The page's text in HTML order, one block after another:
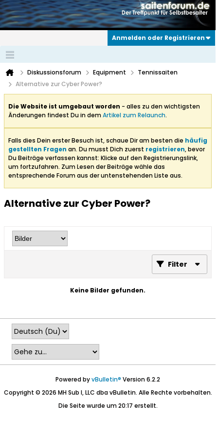
Anmelden oder Registrieren
Diskussionsforum Equipment
Tennissaiten
Alternative zur Cyber Power?
Die Website ist umgebaut worden - alles zu den wichtigsten
Änderungen findest Du in demArtikel zum Relaunch.
Falls dies Dein erster Besuch ist, schaue Dir am besten die häufig
gestellten Fragen an. Du musst Dich zuerst registrieren, bevor
Du Beiträge verfassen kannst: Klicke auf den Registrierungslink,
um fortzufahren. Zum Lesen der Beiträge wähle das
entsprechende Forum aus der untenstehenden Liste aus.
Alternative zur Cyber Power?
Filter
Keine Bilder gefunden.
Powered byvBulletin® Version 6.2.2
Copyright © 2026 MH Sub I, LLC dba vBulletin. Alle Rechte vorbehalten.
Die Seite wurde um 20:17 erstellt.